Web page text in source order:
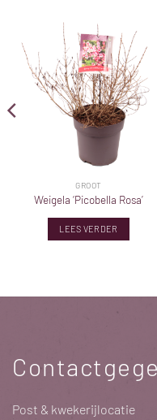
GROOT
Weigela ‘Picobella Rosa’
LEES VERDER
Post & kwekerijlocatie